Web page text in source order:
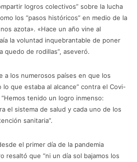
logros colectivos” sobre la lucha
los “pasos históricos” en medio de la
azota». «Hace un año vine al
la voluntad inquebrantable de poner
quedo de rodillas”, aseveró.
a los numerosos países en que los
que estaba al alcance” contra el Covi-
tenido un logro inmenso:
el sistema de salud y cada uno de los
sanitaria”.
el primer día de la pandemia
resaltó que “ni un día sol bajamos los